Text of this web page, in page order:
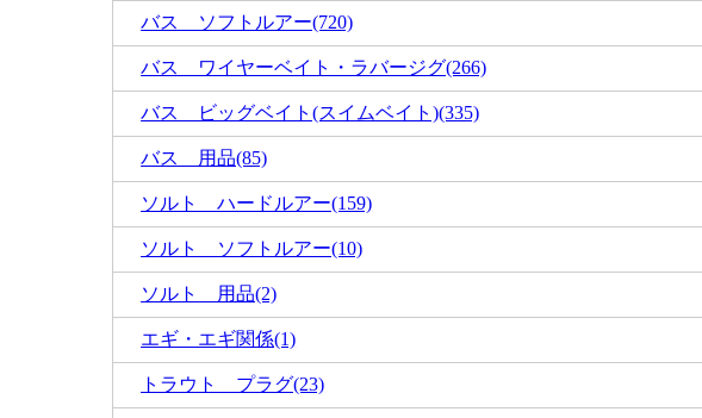
バス ソフトルアー(720)
バス ワイヤーベイト・ラバージグ(266)
バス ビッグベイト(スイムベイト)(335)
バス 用品(85)
ソルト ハードルアー(159)
ソルト ソフトルアー(10)
ソルト 用品(2)
エギ・エギ関係(1)
トラウト プラグ(23)